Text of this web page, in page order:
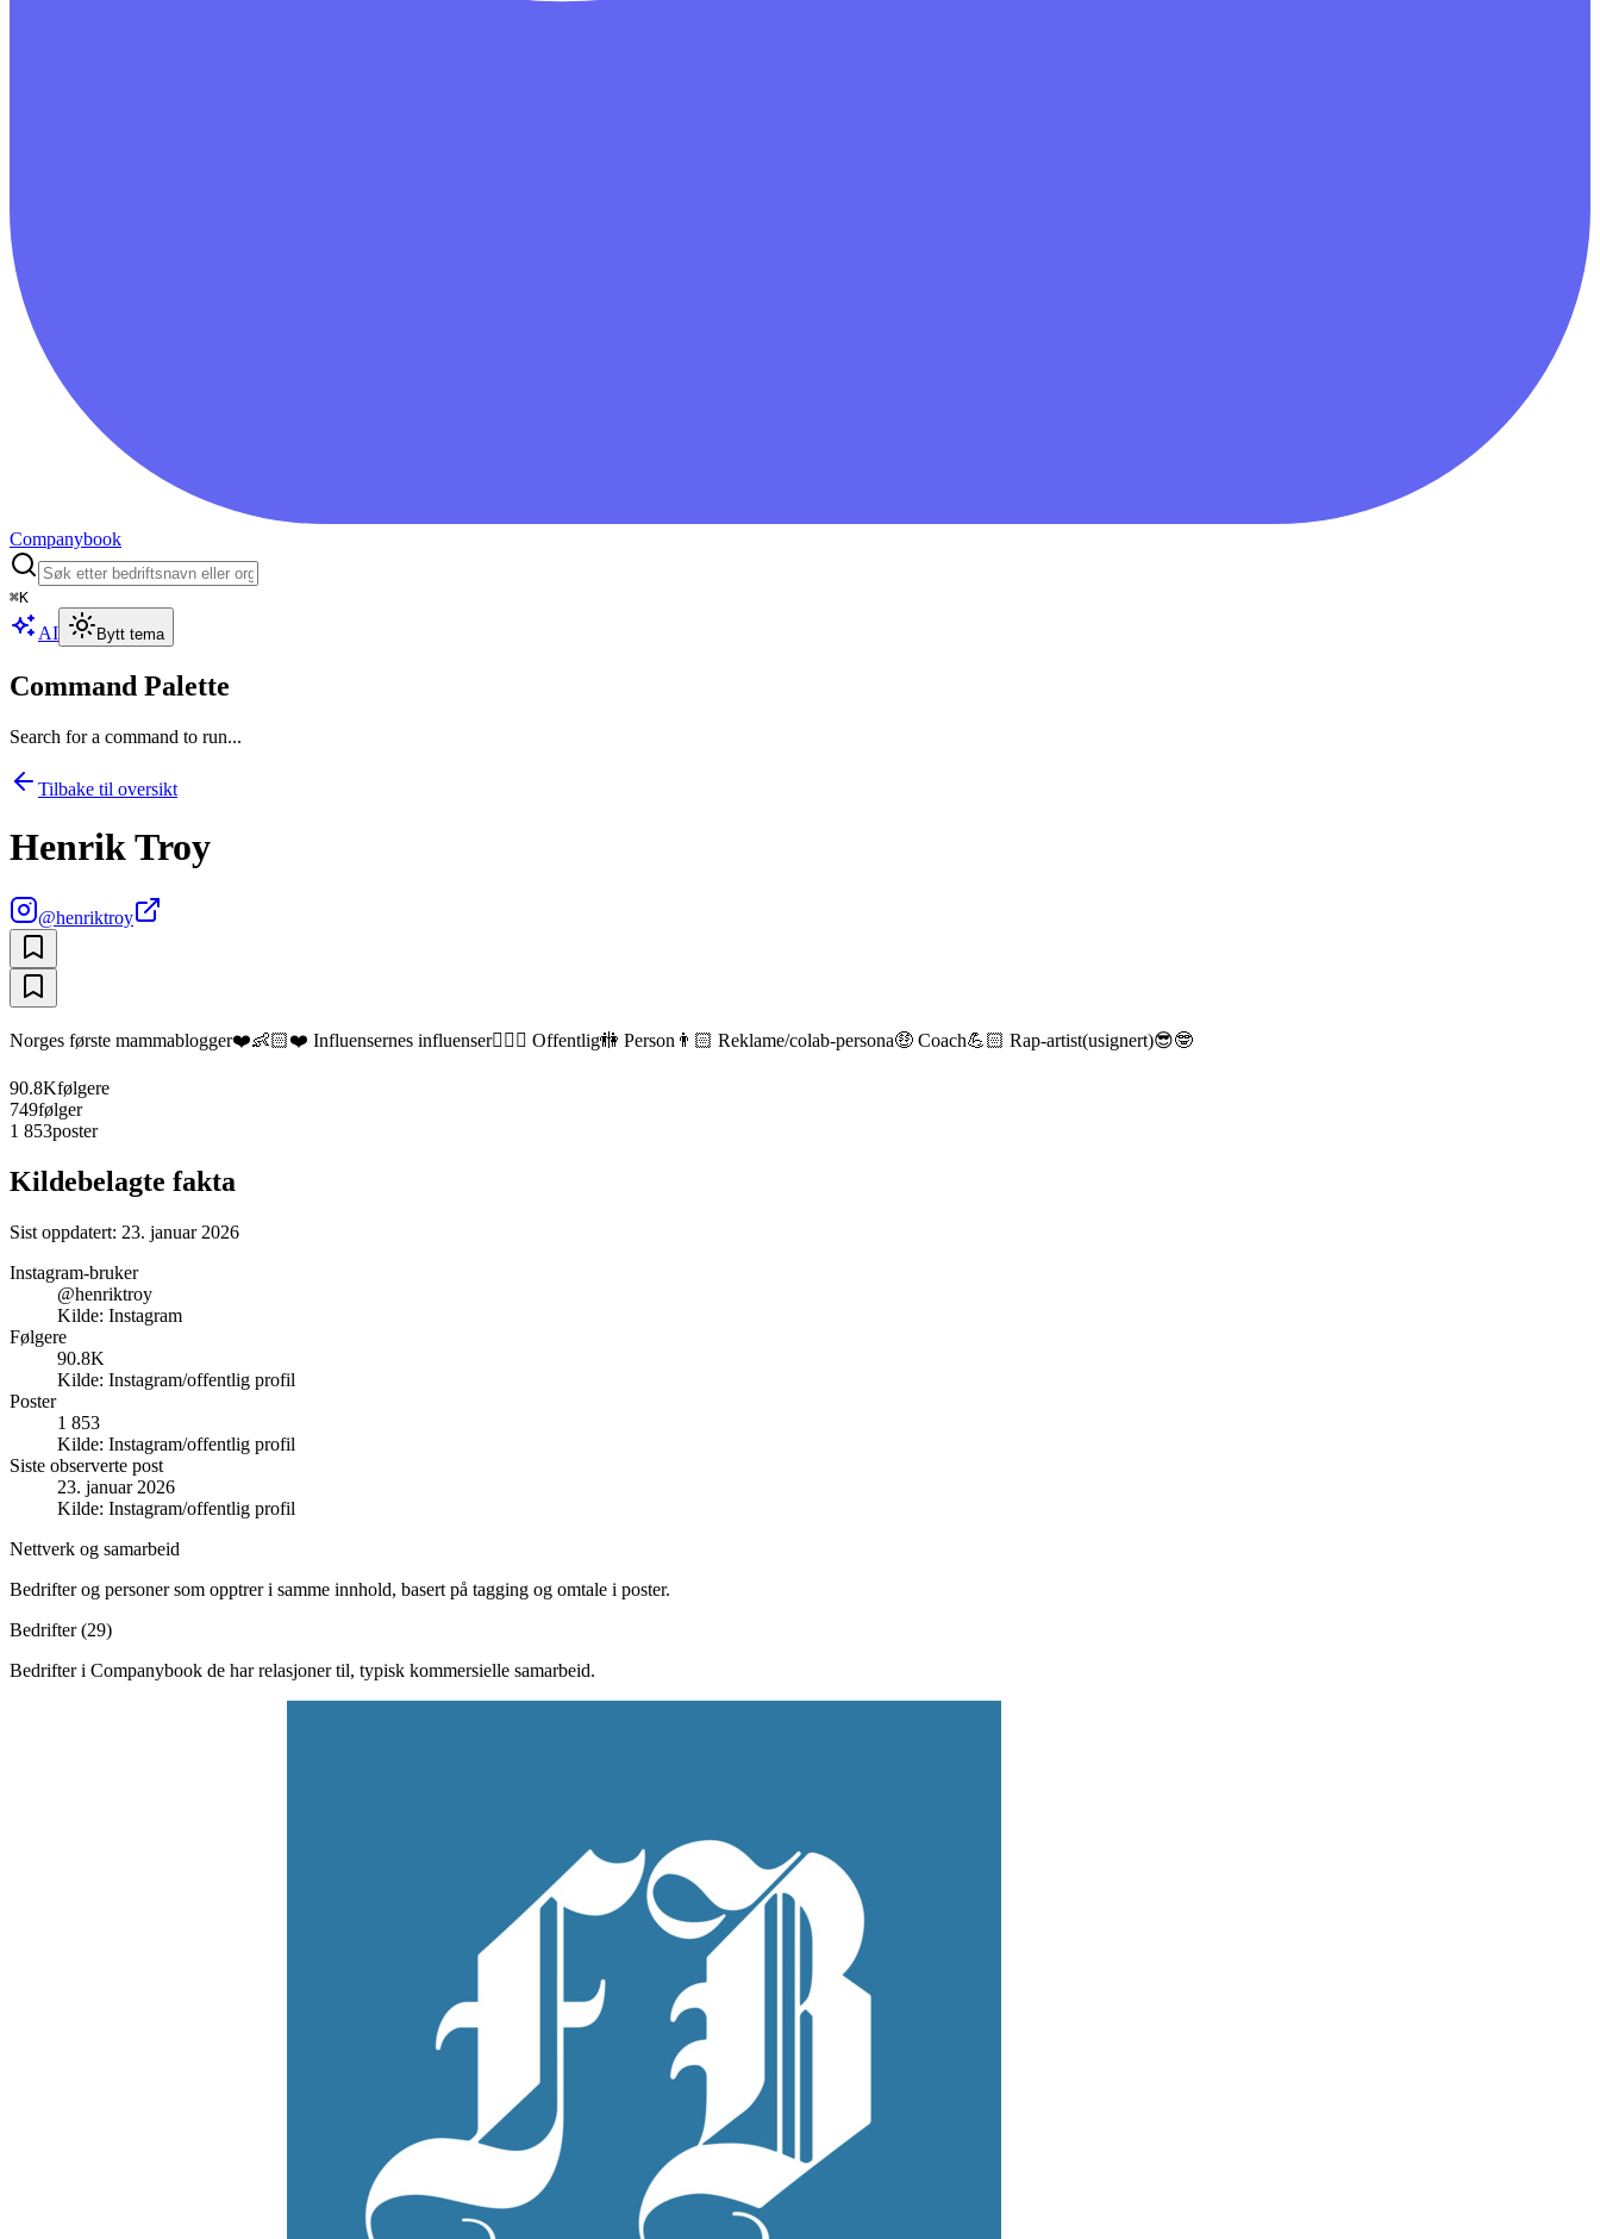
Companybook
⌘K
AI Bytt tema
Command Palette
Search for a command to run...
Tilbake til oversikt
Henrik Troy
@henriktroy
Norges første mammablogger❤️👶🏻❤️ Influensernes influenser🤷🏻‍♂️ Offentlig🚻 Person👨🏻 Reklame/colab-persona🤑 Coach💪🏻 Rap-artist(usignert)😎🤓
90.8Kfølgere
749følger
1 853poster
Kildebelagte fakta
Sist oppdatert: 23. januar 2026
Instagram-bruker
@henriktroy
Kilde: Instagram
Følgere
90.8K
Kilde: Instagram/offentlig profil
Poster
1 853
Kilde: Instagram/offentlig profil
Siste observerte post
23. januar 2026
Kilde: Instagram/offentlig profil
Nettverk og samarbeid
Bedrifter og personer som opptrer i samme innhold, basert på tagging og omtale i poster.
Bedrifter (29)
Bedrifter i Companybook de har relasjoner til, typisk kommersielle samarbeid.